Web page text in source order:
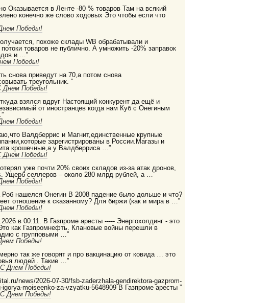
Оказывается в Ленте -80 % товаров Там на всякий
конечно же слово ходовых Это чтобы если что
Победы!
похоже склады WB обрабатывали и
товаров не публично. А умножить -20% заправок
и …”
Победы!
снова приведут на 70,а потом снова
треугольник. ”
Днем Победы!
взялся вдруг Настоящий конкурент да ещё и
от иностранцев когда нам Куб с Онегиным
Победы!
Валдберрис и Магнит,единственные крупные
зарегистрированы в России.Магазы и
крошечные,а у Валдберриса …”
Днем Победы!
уже почти 20% своих складов из-за атак дронов,
Ущерб селлеров – около 280 млрд рублей, а …”
Победы!
Роб нашелся Онегин В 2008 падение было дольше и что?
отношение к сказанному? Для биржи (как и мира в …”
Победы!
в 00:11. В Газпроме аресты ----- Энергохолдинг - это
как Газпромнефть. Клановые войны перешли в
с групповыми …”
Победы!
так же говорят и про вакцинацию от ковида … это
людей . Такие …”
C Днем Победы!
news/2026-07-30/fsb-zaderzhala-gendirektora-gazprom-
igorya-moiseenko-za-vzyatku-5648909 В Газпроме аресты ”
C Днем Победы!